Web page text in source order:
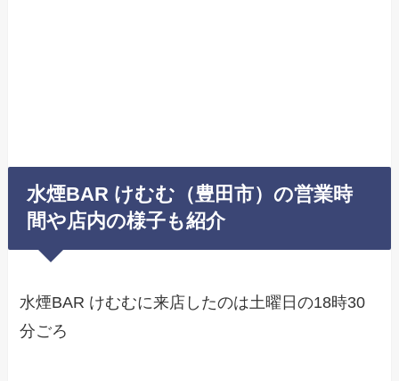
水煙BAR けむむ（豊田市）の営業時
間や店内の様子も紹介
水煙BAR けむむに来店したのは土曜日の18時30
分ごろ